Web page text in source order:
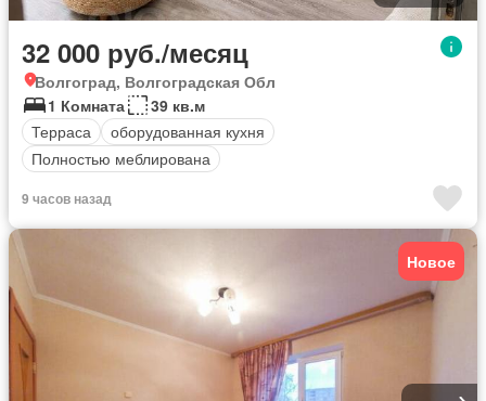
32 000 руб./месяц
Волгоград, Волгоградская Обл
1 Комната
39 кв.м
Терраса
оборудованная кухня
Полностью меблирована
9 часов назад
Новое